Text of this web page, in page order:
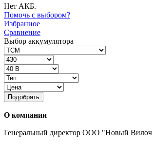
Нет АКБ.
Помочь с выбором?
Избранное
Сравнение
Выбор аккумулятора
Подобрать
О компании
Генеральный директор ООО "Новый